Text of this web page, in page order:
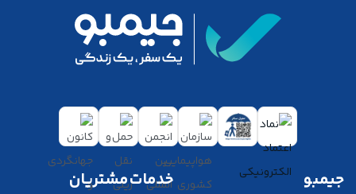
جیمبو خدمات مشتریان